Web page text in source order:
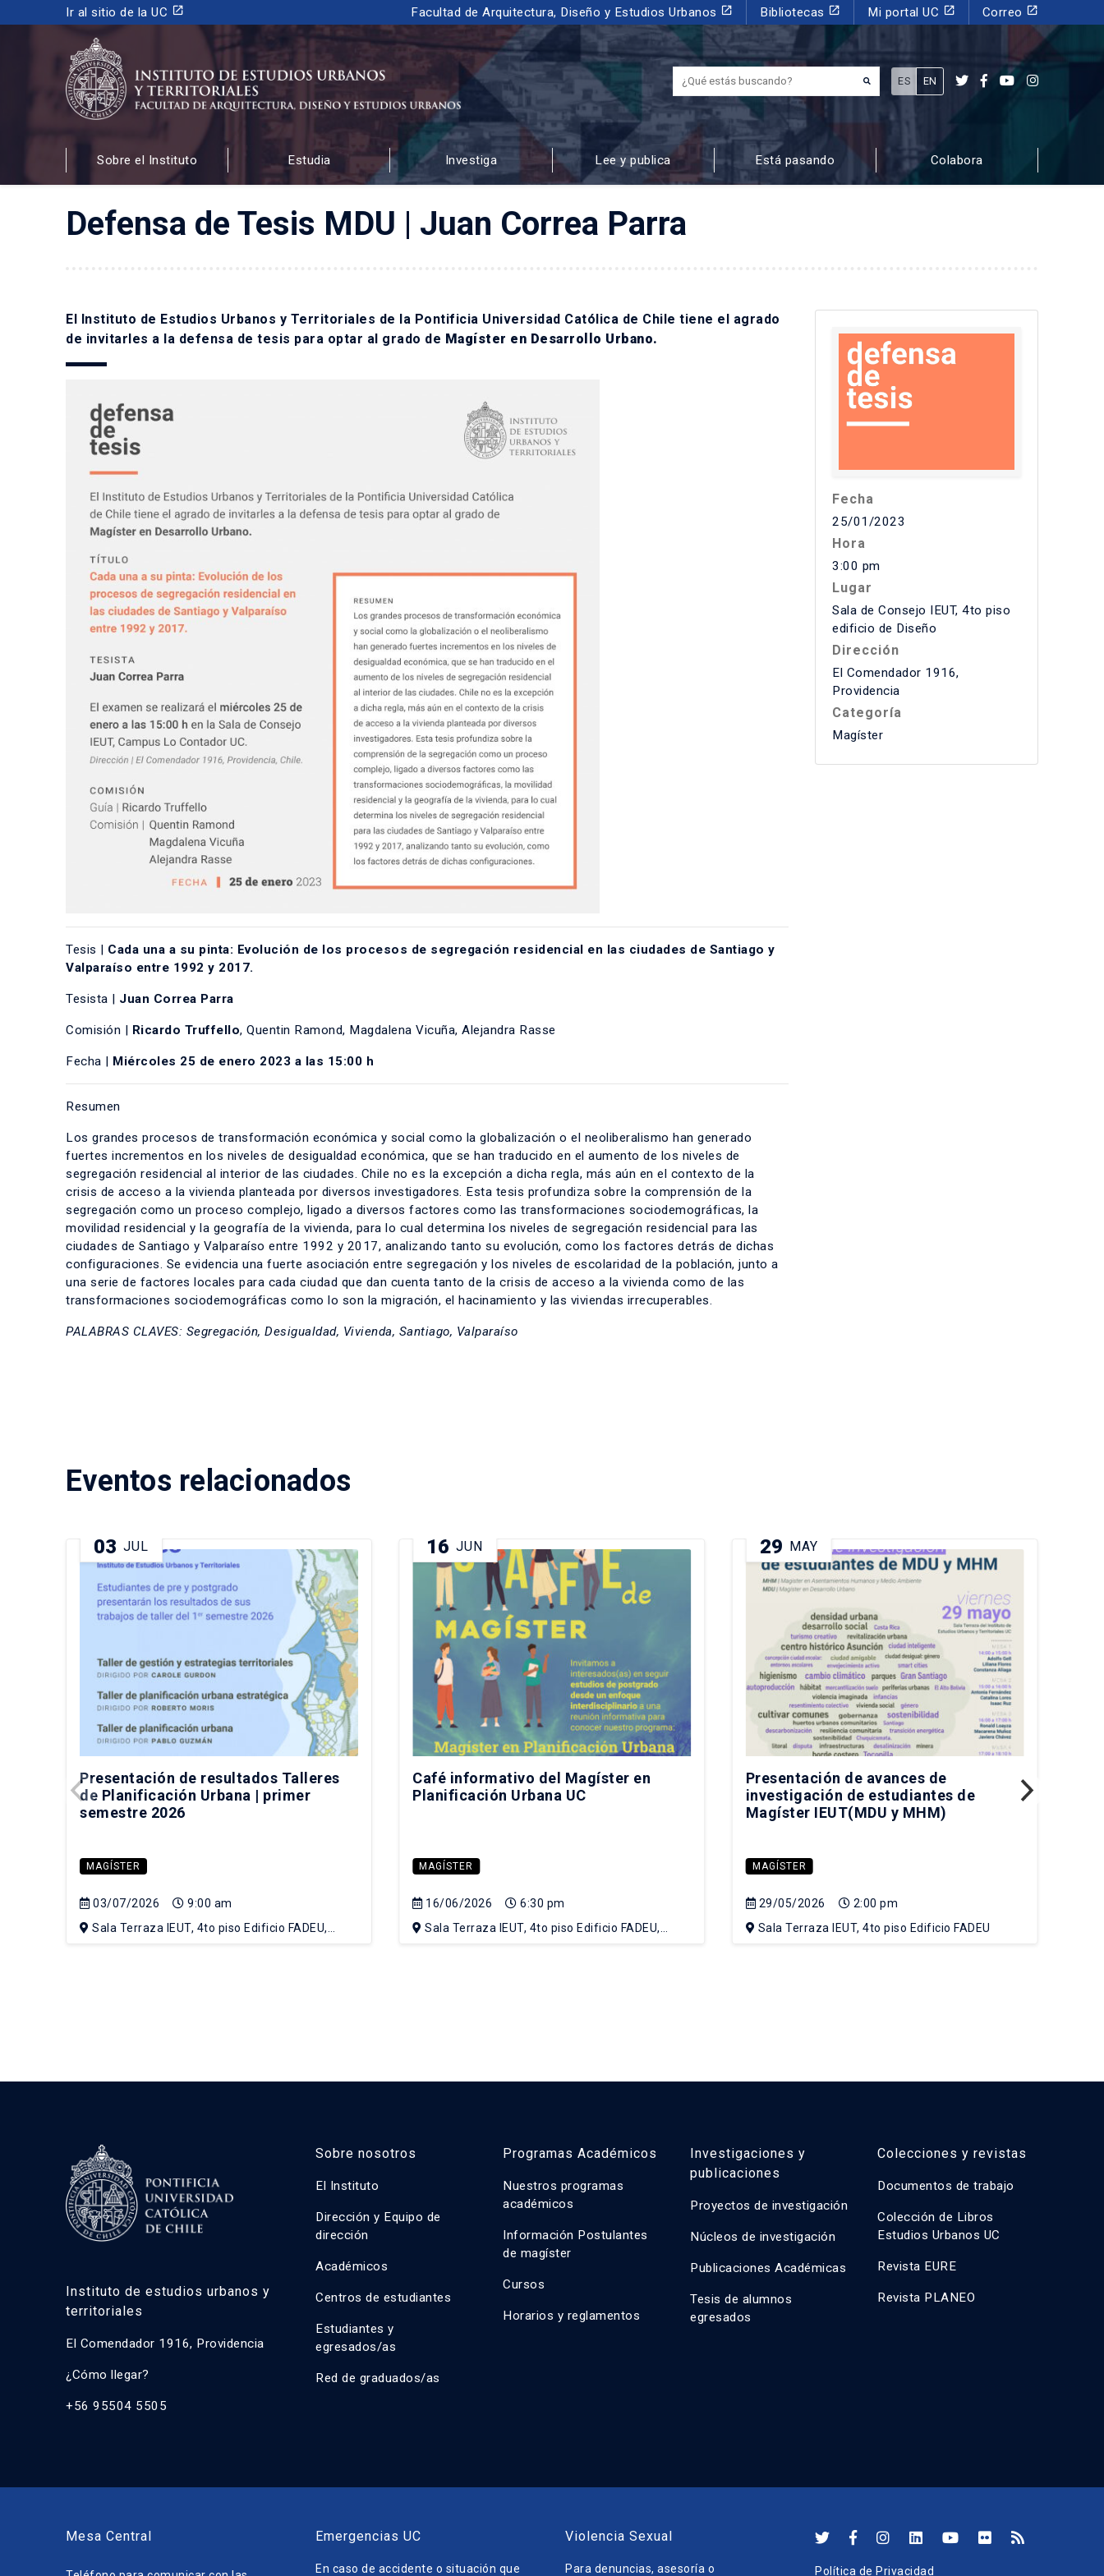
Ir al sitio de la UC launch Facultad de Arquitectura, Diseño y Estudios Urbanos launch Bibliotecas launch Mi portal UC launch Correo launch
INSTITUTO DE ESTUDIOS URBANOS
Y TERRITORIALES
FACULTAD DE ARQUITECTURA, DISEÑO Y ESTUDIOS URBANOS
¿Qué estás buscando?
ES EN
Sobre el Instituto Estudia Investiga Lee y publica Está pasando Colabora
Defensa de Tesis MDU | Juan Correa Parra
El Instituto de Estudios Urbanos y Territoriales de la Pontificia Universidad Católica de Chile tiene el agrado
de invitarles a la defensa de tesis para optar al grado de Magíster en Desarrollo Urbano.
Tesis | Cada una a su pinta: Evolución de los procesos de segregación residencial en las ciudades de Santiago y
Valparaíso entre 1992 y 2017.
Tesista | Juan Correa Parra
Comisión | Ricardo Truffello, Quentin Ramond, Magdalena Vicuña, Alejandra Rasse
Fecha | Miércoles 25 de enero 2023 a las 15:00 h
Resumen
Los grandes procesos de transformación económica y social como la globalización o el neoliberalismo han generado
fuertes incrementos en los niveles de desigualdad económica, que se han traducido en el aumento de los niveles de
segregación residencial al interior de las ciudades. Chile no es la excepción a dicha regla, más aún en el contexto de la
crisis de acceso a la vivienda planteada por diversos investigadores. Esta tesis profundiza sobre la comprensión de la
segregación como un proceso complejo, ligado a diversos factores como las transformaciones sociodemográficas, la
movilidad residencial y la geografía de la vivienda, para lo cual determina los niveles de segregación residencial para las
ciudades de Santiago y Valparaíso entre 1992 y 2017, analizando tanto su evolución, como los factores detrás de dichas
configuraciones. Se evidencia una fuerte asociación entre segregación y los niveles de escolaridad de la población, junto a
una serie de factores locales para cada ciudad que dan cuenta tanto de la crisis de acceso a la vivienda como de las
transformaciones sociodemográficas como lo son la migración, el hacinamiento y las viviendas irrecuperables.
PALABRAS CLAVES: Segregación, Desigualdad, Vivienda, Santiago, Valparaíso
Fecha
25/01/2023
Hora
3:00 pm
Lugar
Sala de Consejo IEUT, 4to piso
edificio de Diseño
Dirección
El Comendador 1916,
Providencia
Categoría
Magíster
Eventos relacionados
03 JUL
Presentación de resultados Talleres
de Planificación Urbana | primer
semestre 2026
MAGÍSTER
03/07/2026
9:00 am
Sala Terraza IEUT, 4to piso Edificio FADEU,
16 JUN
Café informativo del Magíster en
Planificación Urbana UC
MAGÍSTER
16/06/2026
6:30 pm
Sala Terraza IEUT, 4to piso Edificio FADEU,
29 MAY
Presentación de avances de
investigación de estudiantes de
Magíster IEUT(MDU y MHM)
MAGÍSTER
29/05/2026
2:00 pm
Sala Terraza IEUT, 4to piso Edificio FADEU
Instituto de estudios urbanos y
territoriales
El Comendador 1916, Providencia
¿Cómo llegar?
+56 95504 5505
Sobre nosotros
El Instituto
Dirección y Equipo de
dirección
Académicos
Centros de estudiantes
Estudiantes y
egresados/as
Red de graduados/as
Programas Académicos
Nuestros programas
académicos
Información Postulantes
de magíster
Cursos
Horarios y reglamentos
Investigaciones y
publicaciones
Proyectos de investigación
Núcleos de investigación
Publicaciones Académicas
Tesis de alumnos
egresados
Colecciones y revistas
Documentos de trabajo
Colección de Libros
Estudios Urbanos UC
Revista EURE
Revista PLANEO
Mesa Central Emergencias UC
En caso de accidente o situación que
Violencia Sexual
Para denuncias, asesoría o Política de Privacidad